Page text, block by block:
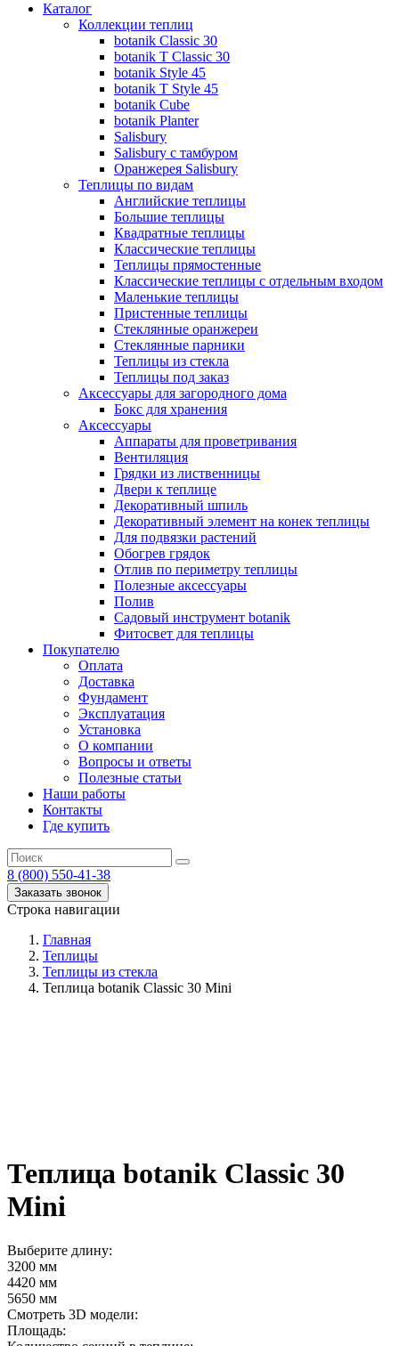
Каталог
Коллекции теплиц
botanik Classic 30
botanik T Classic 30
botanik Style 45
botanik Т Style 45
botanik Cube
botanik Planter
Salisbury
Salisbury с тамбуром
Оранжерея Salisbury
Теплицы по видам
Английские теплицы
Большие теплицы
Квадратные теплицы
Классические теплицы
Теплицы прямостенные
Классические теплицы с отдельным входом
Маленькие теплицы
Пристенные теплицы
Стеклянные оранжереи
Стеклянные парники
Теплицы из стекла
Теплицы под заказ
Аксессуары для загородного дома
Бокс для хранения
Аксессуары
Аппараты для проветривания
Вентиляция
Грядки из лиственницы
Двери к теплице
Декоративный шпиль
Декоративный элемент на конек теплицы
Для подвязки растений
Обогрев грядок
Отлив по периметру теплицы
Полезные аксессуары
Полив
Садовый инструмент botanik
Фитосвет для теплицы
Покупателю
Оплата
Доставка
Фундамент
Эксплуатация
Установка
О компании
Вопросы и ответы
Полезные статьи
Наши работы
Контакты
Где купить
8 (800) 550-41-38
Заказать звонок
Строка навигации
Главная
Теплицы
Теплицы из стекла
Теплица botanik Classic 30 Mini
Теплица botanik Classic 30
Mini
Выберите длину:
3200 мм
4420 мм
5650 мм
Смотреть 3D модели:
Площадь: